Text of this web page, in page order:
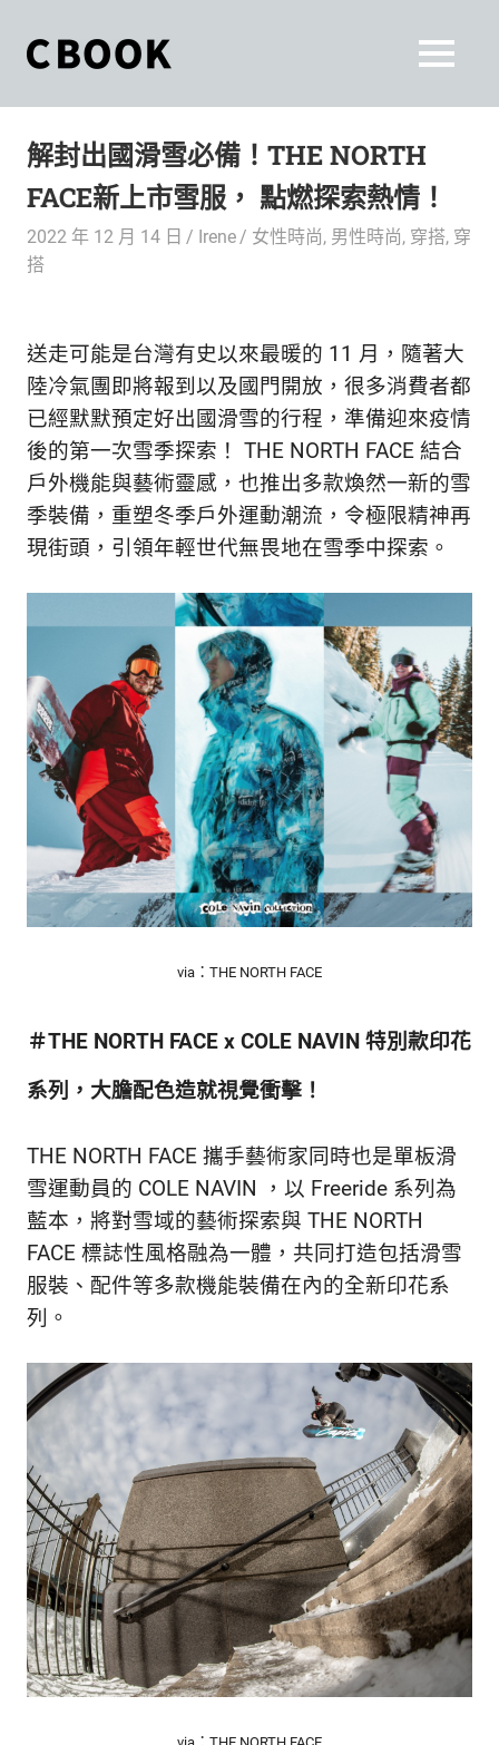
content
和
你
一
出
自
己
的
生
活
態
度
World.」
是
最
你/
妳
生
活
的
雜
誌。
最
精
豐
尚
潮
流、
生
性
鮮
容，
無
的
你
和
CBOOK
一
到
專
的
生
活
態
度。
MENU
解封出國滑雪必備！THE NORTH
FACE新上市雪服， 點燃探索熱情！
2022 年 12 月 14 日 Irene 女性時尚, 男性時尚, 穿搭, 穿
搭
送走可能是台灣有史以來最暖的 11 月，隨著大
陸冷氣團即將報到以及國門開放，很多消費者都
已經默默預定好出國滑雪的行程，準備迎來疫情
後的第一次雪季探索！ THE NORTH FACE 結合
戶外機能與藝術靈感，也推出多款煥然一新的雪
季裝備，重塑冬季戶外運動潮流，令極限精神再
現街頭，引領年輕世代無畏地在雪季中探索。
via：THE NORTH FACE
＃THE NORTH FACE x COLE NAVIN 特別款印花
系列，大膽配色造就視覺衝擊！
THE NORTH FACE 攜手藝術家同時也是單板滑
雪運動員的 COLE NAVIN ，以 Freeride 系列為
藍本，將對雪域的藝術探索與 THE NORTH
FACE 標誌性風格融為一體，共同打造包括滑雪
服裝、配件等多款機能裝備在內的全新印花系
列。
via：THE NORTH FACE